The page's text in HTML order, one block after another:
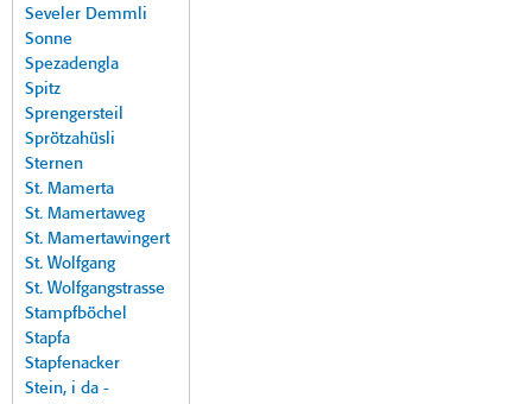
Seveler Demmli
Sonne
Spezadengla
Spitz
Sprengersteil
Sprötzahüsli
Sternen
St. Mamerta
St. Mamertaweg
St. Mamertawingert
St. Wolfgang
St. Wolfgangstrasse
Stampfböchel
Stapfa
Stapfenacker
Stein, i da -